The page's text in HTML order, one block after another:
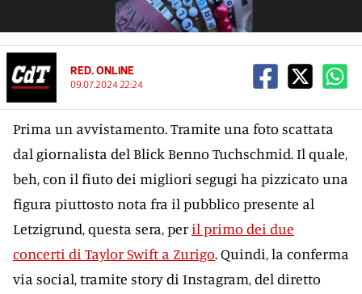
RED. ONLINE
09.07.2024 22:24
Prima un avvistamento. Tramite una foto scattata
dal giornalista del Blick Benno Tuchschmid. Il quale,
beh, con il fiuto dei migliori segugi ha pizzicato una
figura piuttosto nota fra il pubblico presente al
Letzigrund, questa sera, peril primo dei due
concerti di Taylor Swift a Zurigo. Quindi, la conferma
via social, tramite story di Instagram, del diretto